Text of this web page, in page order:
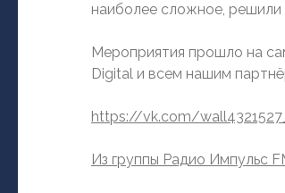
наиболее сложное, решили
Мероприятия прошло на
Digital и всем нашим
https://vk.com/
Из группы Радио Импульс